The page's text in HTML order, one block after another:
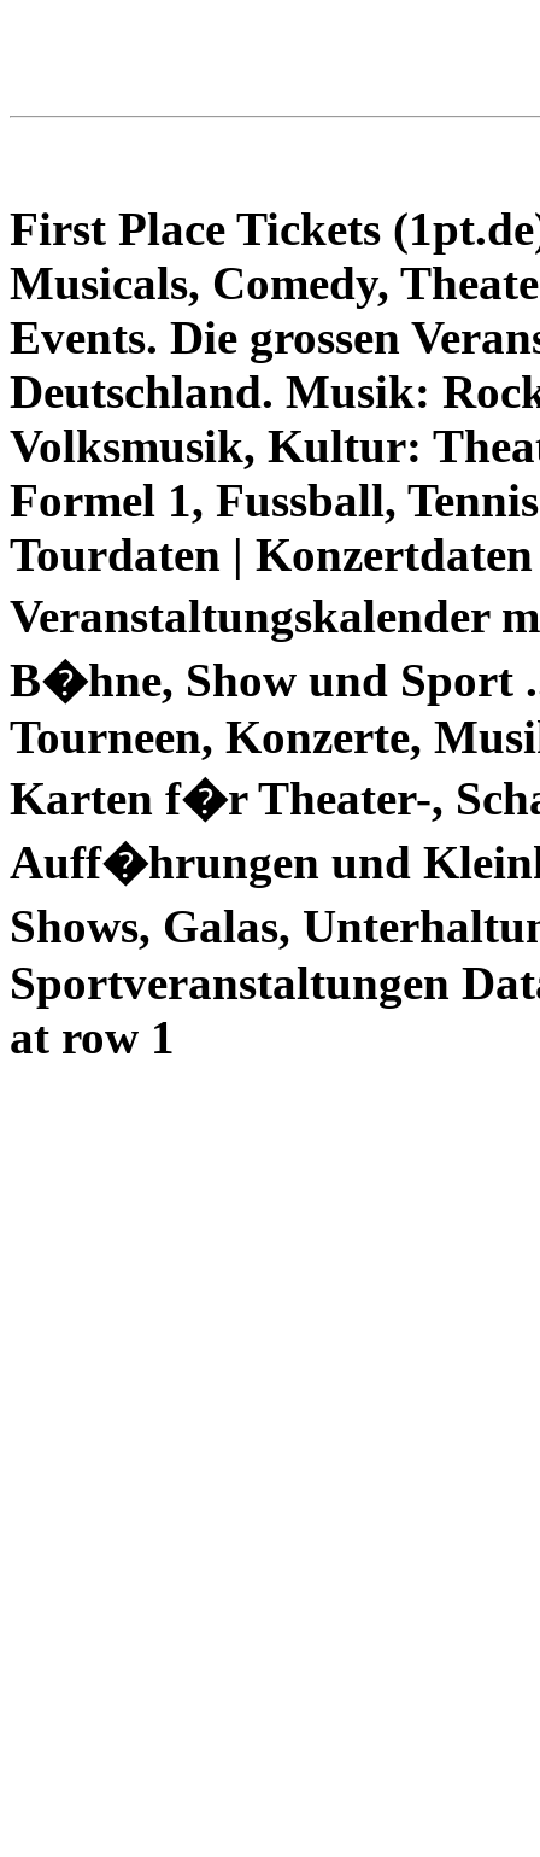
First Place Tickets
Musicals, Comedy,
Events. Die grossen
Deutschland. Musik:
Volksmusik, Kultur:
Formel 1, Fussball,
Tourdaten |
Veranstaltungskalender
B�hne, Show und
Tourneen, Konzerte,
Karten f�r Theater-,
Auff�hrungen und
Shows, Galas,
Sportveranstaltungen
at row 1